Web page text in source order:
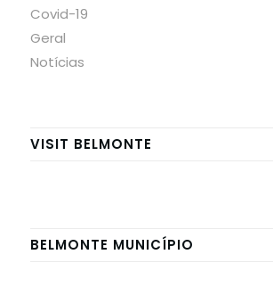
Covid-19
Geral
Notícias
VISIT BELMONTE
BELMONTE MUNICÍPIO